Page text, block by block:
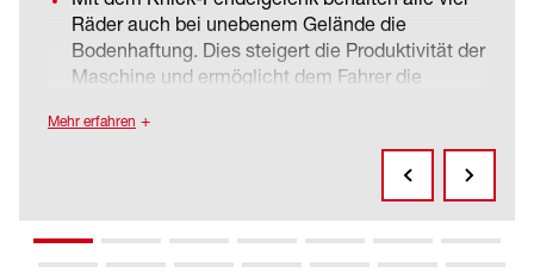
Räder auch bei unebenem Gelände die
Bodenhaftung. Dies steigert die Produktivität der
Maschine und ermöglicht dem Fahrer die
Das optimale Verhältnis von Knick- und
Pendelwinkel sorgt für eine hohe Bodenhaftung.
Verhältnissen entsteht keine Kollision von Front-
und Heckpartie der Maschine.
Mehr erfahren